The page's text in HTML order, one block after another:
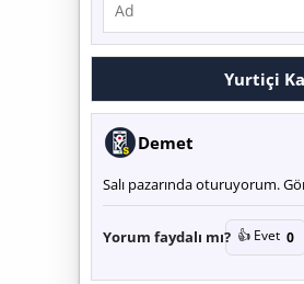
Yurtiçi
Demet
Salı pazarında oturuyorum.
Yorum faydalı mı? 👍 Evet 0